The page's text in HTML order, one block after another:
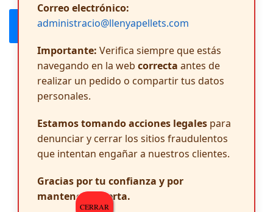
Publicar el comentario
Correo electrónico:
administracio@llenyapellets.com
Importante: Verifica siempre que estás
navegando en la webcorrecta antes de
realizar un pedido o compartir tus datos
personales.
Estamos tomando acciones legales para
denunciar y cerrar los sitios fraudulentos
que intentan engañar a nuestros clientes.
Gracias por tu confianza y por
mantenerte alerta.
CERRAR